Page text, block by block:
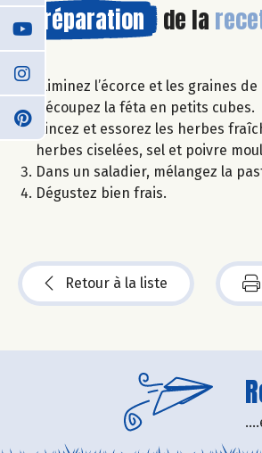
Préparation de la
Eliminez l’écorce et les graines
Découpez la féta en petits cubes.
Rincez et essorez les herbes
herbes ciselées, sel et poivre
Dans un saladier, mélangez la
Dégustez bien frais.
Retour à la liste